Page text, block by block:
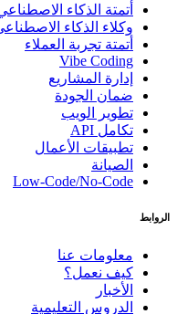
أتمتة الذكاء الاصطناعي
وكلاء الذكاء الاصطناعي
أتمتة تجربة العملاء
Vibe Coding
إدارة المشاريع
ضمان الجودة
تطوير الويب
تكامل API
تطبيقات الأعمال
الصيانة
Low-Code/No-Code
الروابط
معلومات عنا
كيف نعمل؟
الأخبار
الدروس التعليمية